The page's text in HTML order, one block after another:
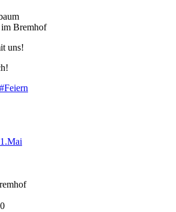
im Bremhof
uns!
#Feiern